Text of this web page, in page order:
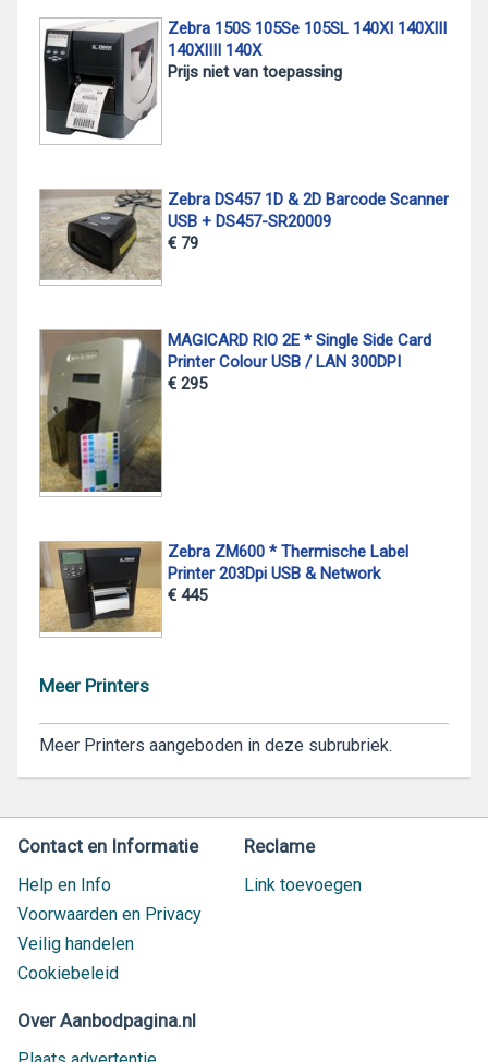
Zebra 150S 105Se 105SL 140XI 140XIII
140XIIII 140X
Prijs niet van toepassing
Zebra DS457 1D & 2D Barcode Scanner
USB + DS457-SR20009
€ 79
MAGICARD RIO 2E * Single Side Card
Printer Colour USB / LAN 300DPI
€ 295
Zebra ZM600 * Thermische Label
Printer 203Dpi USB & Network
€ 445
Meer Printers
Meer Printers aangeboden in deze subrubriek.
Contact en Informatie
Help en Info
Voorwaarden en Privacy
Veilig handelen
Cookiebeleid
Reclame
Link toevoegen
Over Aanbodpagina.nl